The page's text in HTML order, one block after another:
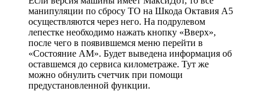
манипуляции по сбросу ТО на Шкода Октавия А5
осуществляются через него. На подрулевом
лепестке необходимо нажать кнопку «Вверх»,
после чего в появившемся меню перейти в
«Состояние АМ». Будет выведена информация об
оставшемся до сервиса километраже. Тут же
можно обнулить счетчик при помощи
предустановленной функции.